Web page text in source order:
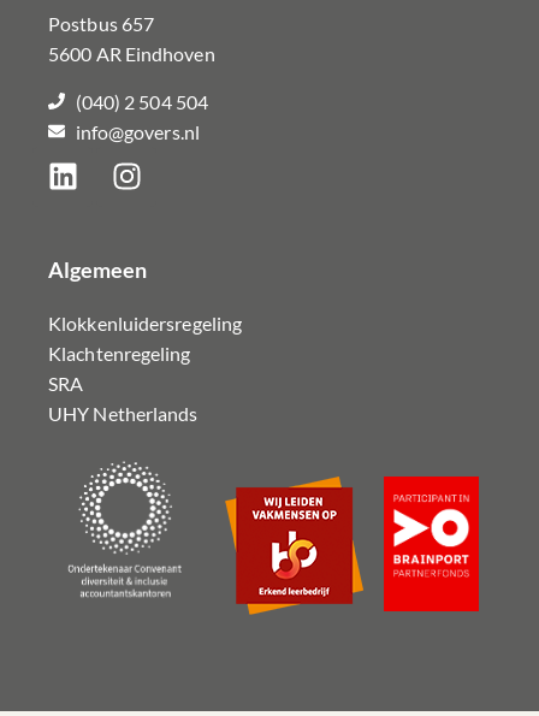
Postbus 657
5600 AR Eindhoven
(040) 2 504 504
info@govers.nl
Algemeen
Klokkenluidersregeling
Klachtenregeling
SRA
UHY Netherlands